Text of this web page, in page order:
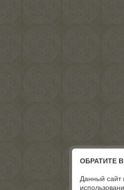
ОБРАТИТЕ
Данный сайт